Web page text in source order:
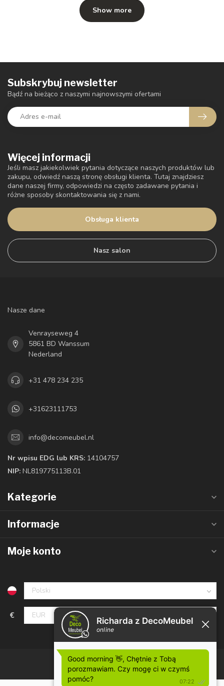
Show more
Więcej informacji
Jeśli masz jakiekolwiek pytania dotyczące naszych produktów lub
zakupu, odwiedź naszą stronę obsługi klienta. Tutaj znajdziesz
dane naszej firmy, odpowiedzi na często zadawane pytania i
różne sposoby skontaktowania się z nami.
Obsługa klienta
Nasz salon
Subskrybuj newsletter
Bądź na bieżąco z naszymi najnowszymi ofertami
Nasze dane
Venrayseweg 4
5861 BD Wanssum
Nederland
+31 478 234 235
+31623111753
info@decomeubel.nl
Nr wpisu EDG lub KRS: 14104757
NIP: NL819775113B.01
Kategorie
Informacje
Moje konto
€